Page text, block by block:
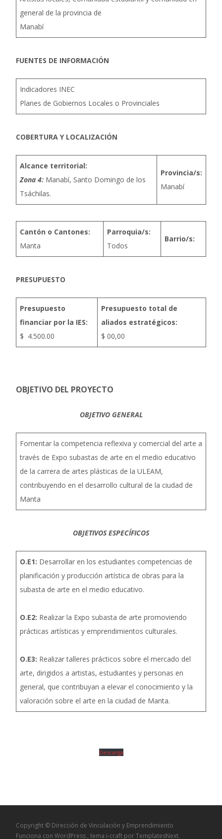
general de la provincia de
Manabí
FUENTES DE INFORMACIÓN
Indicadores INEC
Planes de Gobiernos Locales o Provinciales
COBERTURA Y LOCALIZACIÓN
Alcance territorial:
Zona 4: Manabí, Santo Domingo de los
Tsáchilas.
Provincia/s:
Manabí
Cantón o Cantones:
Manta
Parroquia/s:
Todos
Barrio/s:
PRESUPUESTO
Presupuesto
financiar por la IES:
$ 4.500.00
Presupuesto total de
aliados estratégicos:
$ 00,00
OBJETIVO DEL PROYECTO
OBJETIVO GENERAL
Fomentar la competencia reflexiva y comercial del arte a
través de Expo subastas de arte en el medio educativo
de la carrera de artes plásticas de la ULEAM,
contribuyendo en el desarrollo cultural de la ciudad de
Manta
OBJETIVOS ESPECÍFICOS
O.E1: Desarrollar en los estudiantes competencias de
planificación y producción artística de obras para la
subasta de arte en el medio educativo.
O.E2: Realizar la Expo subasta de arte promoviendo
prácticas artísticas y emprendimientos culturales.
O.E3: Realizar talleres prácticos sobre el mercado del
arte, dirigidos a artistas, estudiantes y personas en
general, que contribuyan a elevar el conocimiento y la
valoración sobre el arte en la ciudad de Manta.
Descarga
Copyright © Dirección de Vinculación y Emprendimiento
Funciona con WordPress , tema i-craft por TemplatesNext.